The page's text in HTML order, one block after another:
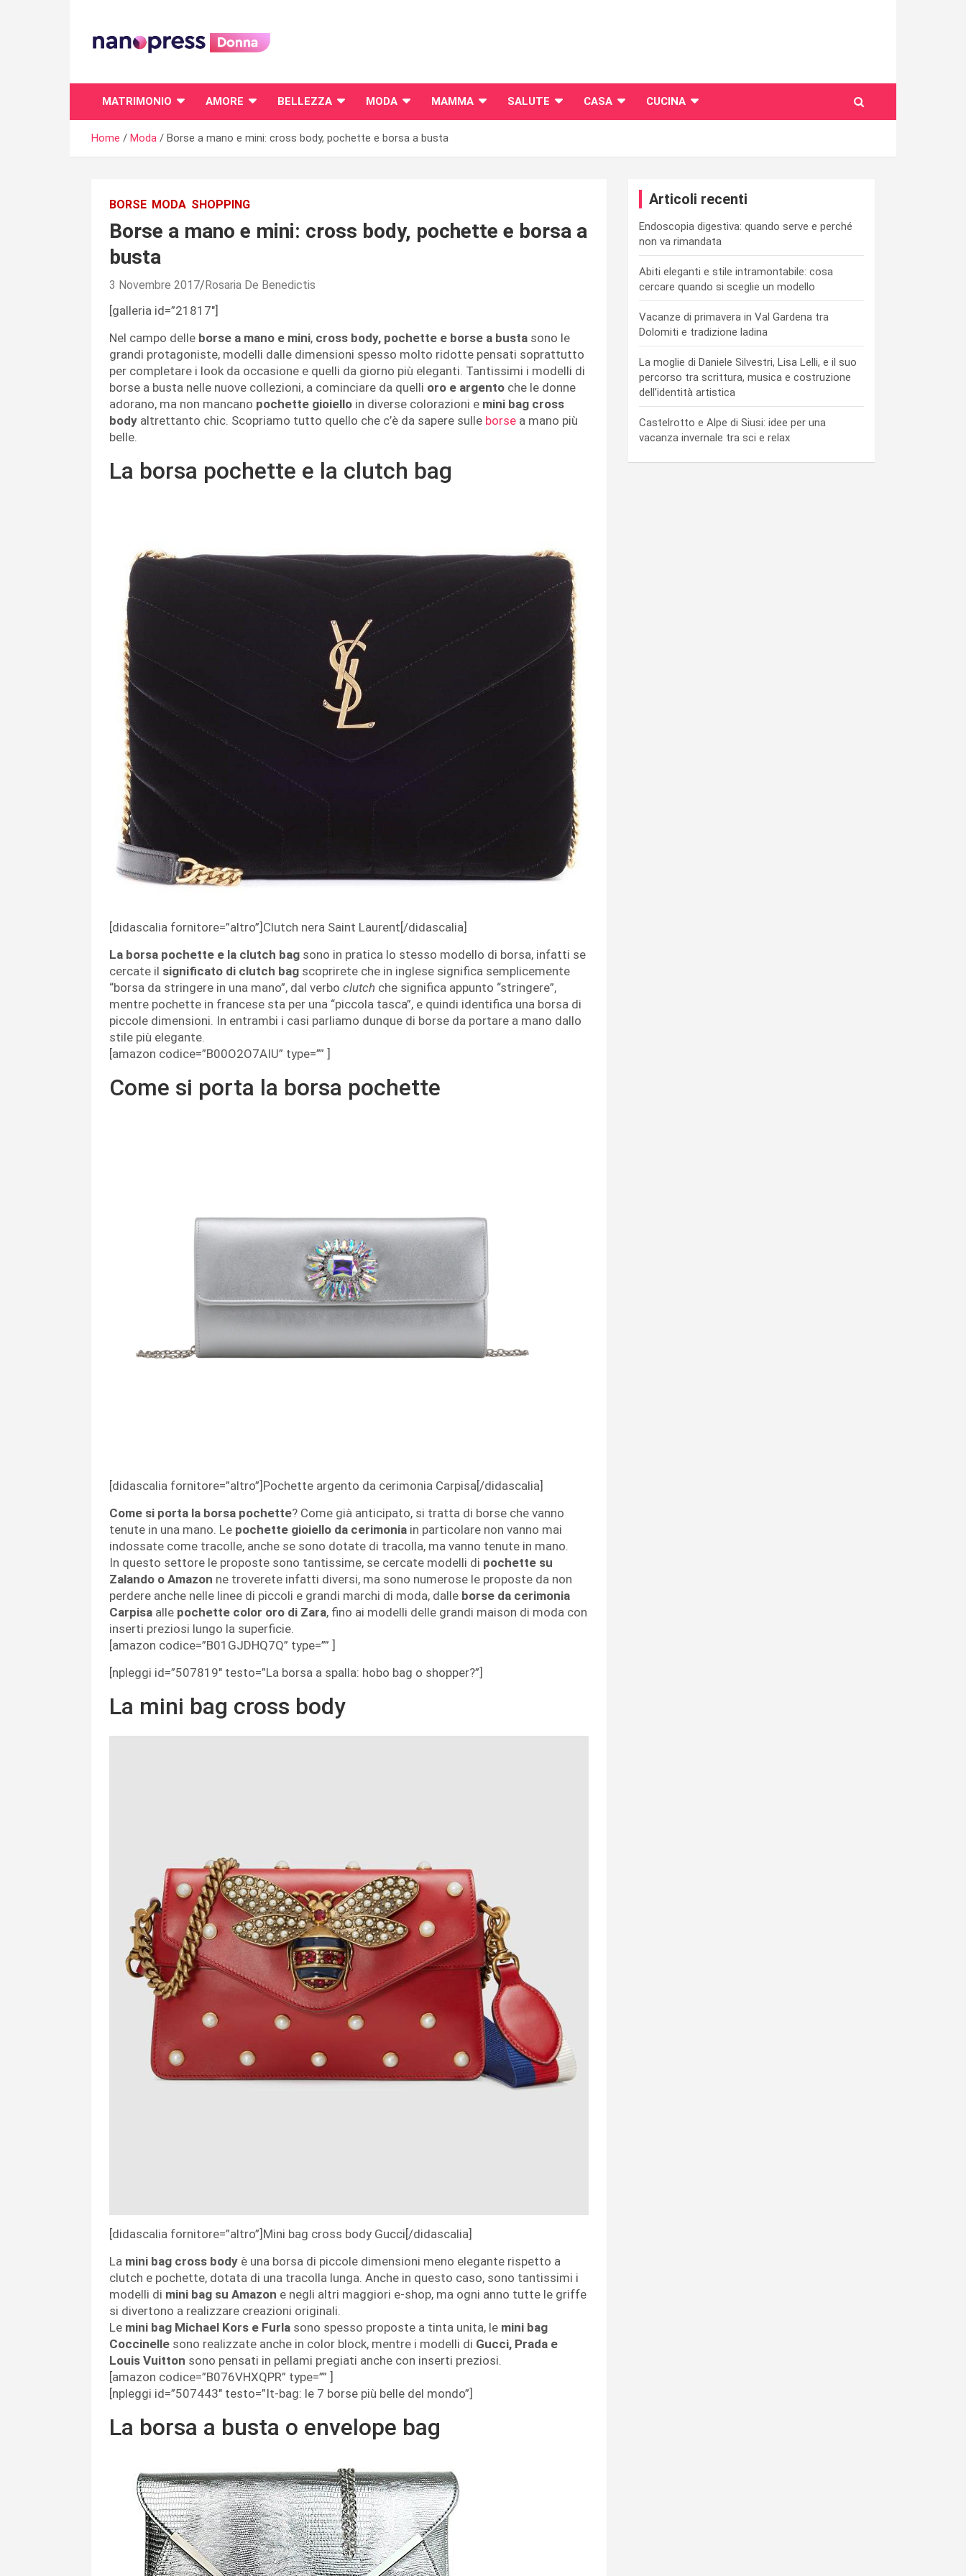
content
MATRIMONIO AMORE BELLEZZA MODA MAMMA SALUTE CASA CUCINA
Home Moda Borse a mano e mini: cross body, pochette e borsa a busta
BORSE MODA SHOPPING
Borse a mano e mini: cross body, pochette e borsa a
busta
3 Novembre 2017 Rosaria De Benedictis
[galleria id=”21817″]
Nel campo delle borse a mano e mini, cross body, pochette e borse a busta sono le
grandi protagoniste, modelli dalle dimensioni spesso molto ridotte pensati soprattutto
per completare i look da occasione e quelli da giorno più eleganti. Tantissimi i modelli di
borse a busta nelle nuove collezioni, a cominciare da quelli oro e argento che le donne
adorano, ma non mancano pochette gioiello in diverse colorazioni e mini bag cross
body altrettanto chic. Scopriamo tutto quello che c’è da sapere sulle borse a mano più
belle.
La borsa pochette e la clutch bag
[didascalia fornitore=”altro”]Clutch nera Saint Laurent[/didascalia]
La borsa pochette e la clutch bag sono in pratica lo stesso modello di borsa, infatti se
cercate il significato di clutch bag scoprirete che in inglese significa semplicemente
“borsa da stringere in una mano”, dal verbo clutch che significa appunto “stringere”,
mentre pochette in francese sta per una “piccola tasca”, e quindi identifica una borsa di
piccole dimensioni. In entrambi i casi parliamo dunque di borse da portare a mano dallo
stile più elegante.
[amazon codice=”B00O2O7AIU” type=”” ]
Come si porta la borsa pochette
[didascalia fornitore=”altro”]Pochette argento da cerimonia Carpisa[/didascalia]
Come si porta la borsa pochette? Come già anticipato, si tratta di borse che vanno
tenute in una mano. Le pochette gioiello da cerimonia in particolare non vanno mai
indossate come tracolle, anche se sono dotate di tracolla, ma vanno tenute in mano.
In questo settore le proposte sono tantissime, se cercate modelli di pochette su
Zalando o Amazon ne troverete infatti diversi, ma sono numerose le proposte da non
perdere anche nelle linee di piccoli e grandi marchi di moda, dalle borse da cerimonia
Carpisa alle pochette color oro di Zara, fino ai modelli delle grandi maison di moda con
inserti preziosi lungo la superficie.
[amazon codice=”B01GJDHQ7Q” type=”” ]
[npleggi id=”507819″ testo=”La borsa a spalla: hobo bag o shopper?”]
La mini bag cross body
[didascalia fornitore=”altro”]Mini bag cross body Gucci[/didascalia]
La mini bag cross body è una borsa di piccole dimensioni meno elegante rispetto a
clutch e pochette, dotata di una tracolla lunga. Anche in questo caso, sono tantissimi i
modelli di mini bag su Amazon e negli altri maggiori e-shop, ma ogni anno tutte le griffe
si divertono a realizzare creazioni originali.
Le mini bag Michael Kors e Furla sono spesso proposte a tinta unita, le mini bag
Coccinelle sono realizzate anche in color block, mentre i modelli di Gucci, Prada e
Louis Vuitton sono pensati in pellami pregiati anche con inserti preziosi.
[amazon codice=”B076VHXQPR” type=”” ]
[npleggi id=”507443″ testo=”It-bag: le 7 borse più belle del mondo”]
La borsa a busta o envelope bag
Articoli recenti
Endoscopia digestiva: quando serve e perché
non va rimandata
Abiti eleganti e stile intramontabile: cosa
cercare quando si sceglie un modello
Vacanze di primavera in Val Gardena tra
Dolomiti e tradizione ladina
La moglie di Daniele Silvestri, Lisa Lelli, e il suo
percorso tra scrittura, musica e costruzione
dell’identità artistica
Castelrotto e Alpe di Siusi: idee per una
vacanza invernale tra sci e relax